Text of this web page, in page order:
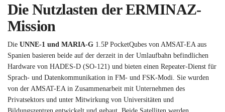
Die Nutzlasten der ERMINAZ-
Mission
Die UNNE-1 und MARIA-G 1.5P PocketQubes von AMSAT-EA aus
Spanien basieren beide auf der derzeit in der Umlaufbahn befindlichen
Hardware von HADES-D (SO-121) und bieten einen Repeater-Dienst für
Sprach- und Datenkommunikation in FM- und FSK-Modi. Sie wurden
von der AMSAT-EA in Zusammenarbeit mit Unternehmen des
Privatsektors und unter Mitwirkung von Universitäten und